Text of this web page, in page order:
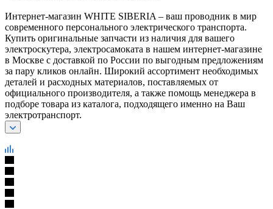
Интернет-магазин WHITE SIBERIA – ваш проводник в мир
современного персонального электрического транспорта.
Купить оригинальные запчасти из наличия для вашего
электроскутера, электросамоката в нашем интернет-магазине
в Москве с доставкой по России по выгодным предложениям
за пару кликов онлайн. Широкий ассортимент необходимых
деталей и расходных материалов, поставляемых от
официального производителя, а также помощь менеджера в
подборе товара из каталога, подходящего именно на Ваш
электротранспорт.